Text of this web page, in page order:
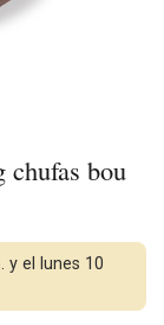
chufas bou
y el lunes 10